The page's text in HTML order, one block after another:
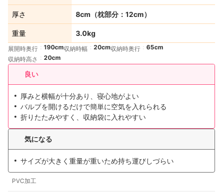
厚さ 8cm（枕部分：12cm）
重量 3.0kg
展開時奥行 190cm収納時幅 20cm収納時奥行
65cm
収納時高さ
20cm
良い
厚みと横幅が十分あり、寝心地がよい
バルブを開けるだけで簡単に空気を入れられる
折りたたみやすく、収納袋に入れやすい
気になる
サイズが大きく重量が重いため持ち運びしづらい
PVC加工